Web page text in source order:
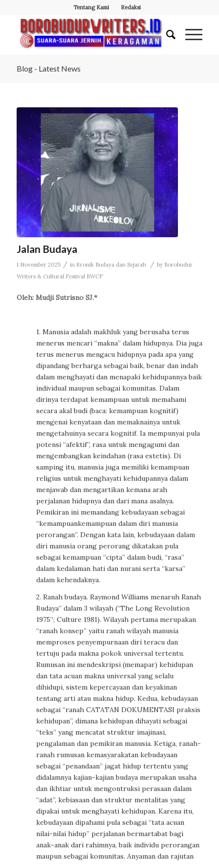
Tentang Kami Redaksi
Blog - Latest News
Jalan Budaya
1 November 2025 / in Kronik Budaya dan Sejarah / by Borobudur
Writers & Cultural Festival BWCF
Oleh: Mudji Sutrisno SJ.*
1. Manusia adalah makhluk yang berusaha terus
menerus mencari “makna” dalam hidupnya. Dia juga
terus menerus mengacu hidupnya pada apa yang
dipandang berharga sebagai baik, benar dan indah
dalam menghayati dan menapaki kehidupannya baik
individual maupun sebagai komunitas. Dalam
dirinya terdapat kemampuan untuk memahami
secara akal budi (baca: kemampuan kognitif)
mengenai kenyataan dan memaknainya untuk
mengetahuinya secara kognitif. Ia mempunyai pula
potensi “afektif”, rasa untuk mengagumi dan
mengembangkan keindahan (rasa estetis). Di
samping itu, manusia juga memiliki kemampuan
religius untuk menghayati kehidupannya dalam
menjawab dan mengartikan kemana arah
perjalanan hidupnya dan dari mana asalnya.
Pemikiran ini memandang kebudayaan sebagai
“kemampuankemampuan dalam diri manusia
perorangan”. Dengan kata lain, kebudayaan dalam
diri manusia orang perorang dikatakan pula
sebagai kemampuan “cipta” dalam budi, “rasa”
dalam kedalaman hati dan nurani serta “karsa”
dalam kehendaknya.
2. Ranah budaya. Raymond Williams menaruh Ranah
Budaya” dalam 3 wilayah (“The Long Revolution
1975”; Culture 1981). Wilayah pertama merupakan
“ranah konsep” yaitu ranah wilayah manusia
memproses penyempurnaan diri teracu dan
tertuju pada makna pokok universal tertentu.
Rumusan ini mendeskripsi (memapar) kehidupan
dan tata acuan makna universal yang selalu
dihidupi, sistem kepercayaan dan keyakinan
tentang arti atau makna hidup. Kedua, kebudayaan
sebagai “ranah CATATAN DOKUMENTASI praksis
kehidupan”, dimana kehidupan dihayati sebagai
“teks” yang mencatat struktur imajinasi,
pengalaman dan pemikiran manusia. Ketiga, ranah-
ranah rumusan kemasyarakatan kebudayaan
sebagai “penandaan” jagat hidup tertentu yang
didalamnya kajian-kajian budaya merupakan usaha
dan ikhtiar untuk mengontruksi perasaan dalam
“adat”, kebiasaan dan struktur mentalitas yang
dipakai untuk menghayati kehidupan. Karena itu,
kebudayaan dipahami pula sebagai “tata acuan
nilai-nilai hidup” perjalanan bermartabat bagi
anak-anak dari rahimnya, baik individu perorangan
maupun sebagai komunitas. Anyaman dan rajutan